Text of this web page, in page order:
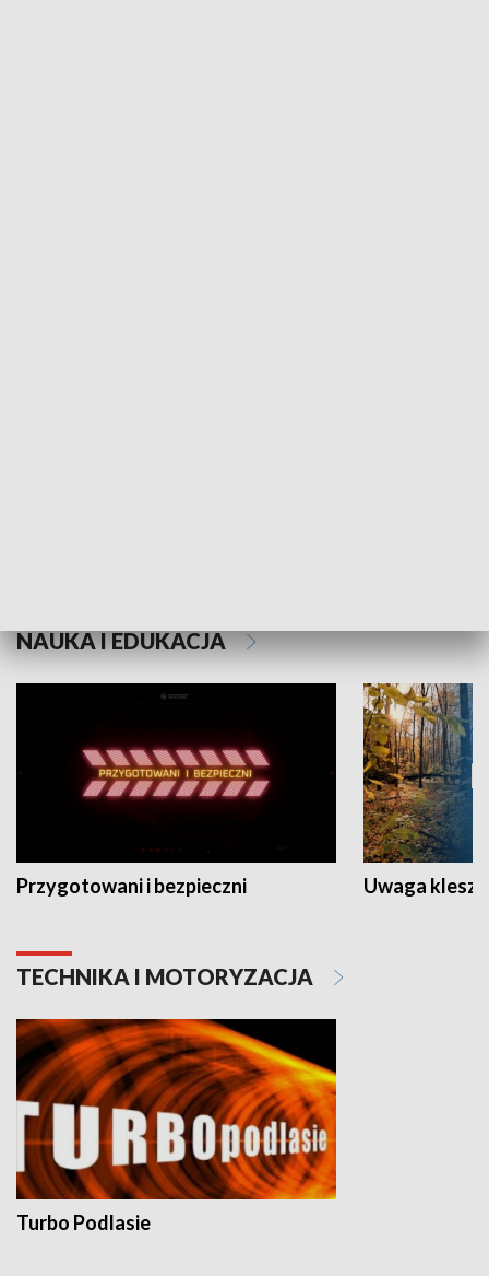
NAUKA I EDUKACJA
Przygotowani i bezpieczni Uwaga
TECHNIKA I MOTORYZACJA
Turbo Podlasie